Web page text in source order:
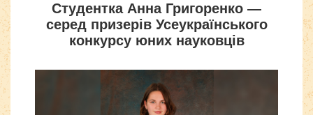
Студентка Анна Григоренко —
серед призерів Усеукраїнського
конкурсу юних науковців